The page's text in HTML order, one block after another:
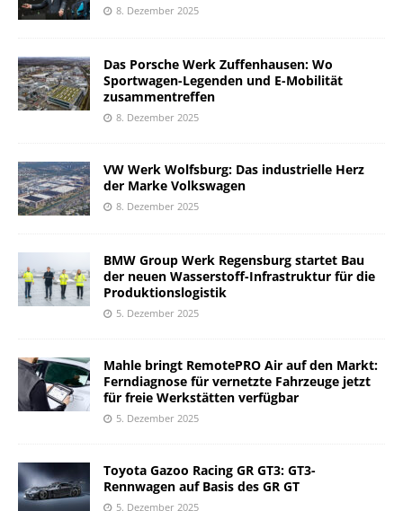
8. Dezember 2025
Das Porsche Werk Zuffenhausen: Wo
Sportwagen-Legenden und E-Mobilität
zusammentreffen
8. Dezember 2025
VW Werk Wolfsburg: Das industrielle Herz
der Marke Volkswagen
8. Dezember 2025
BMW Group Werk Regensburg startet Bau
der neuen Wasserstoff-Infrastruktur für die
Produktionslogistik
5. Dezember 2025
Mahle bringt RemotePRO Air auf den Markt:
Ferndiagnose für vernetzte Fahrzeuge jetzt
für freie Werkstätten verfügbar
5. Dezember 2025
Toyota Gazoo Racing GR GT3: GT3-
Rennwagen auf Basis des GR GT
5. Dezember 2025